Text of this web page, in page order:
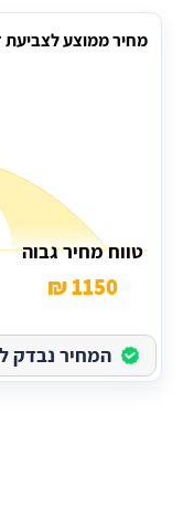
מחיר ממוצע לצביעת
טווח מחיר גבוה
1150 ₪
המחיר נבדק